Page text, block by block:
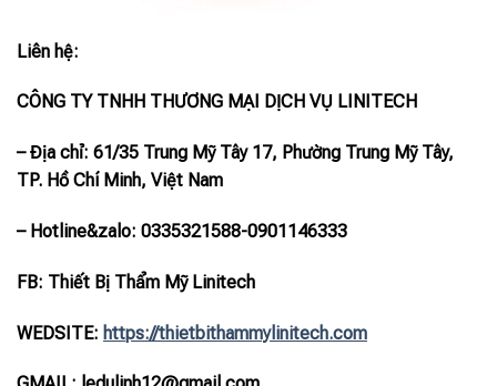
Liên hệ:
CÔNG TY TNHH THƯƠNG MẠI DỊCH VỤ LINITECH
– Địa chỉ: 61/35 Trung Mỹ Tây 17, Phường Trung Mỹ Tây,
TP. Hồ Chí Minh, Việt Nam
– Hotline&zalo: 0335321588-0901146333
FB: Thiết Bị Thẩm Mỹ Linitech
WEDSITE: https://thietbithammylinitech.com